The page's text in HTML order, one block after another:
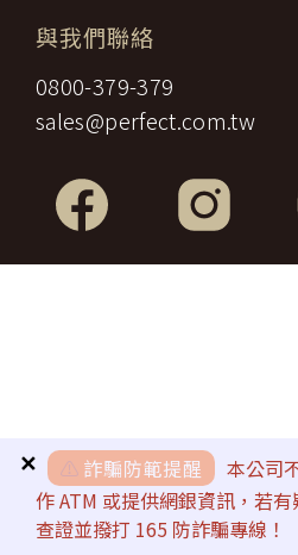
⚠️ 詐騙防範提醒
本公司
作 ATM 或提供網銀資訊，若
查證並撥打 165 防詐騙專線！
✕
與我們聯絡
0800-379-379
sales@perfect.com.tw